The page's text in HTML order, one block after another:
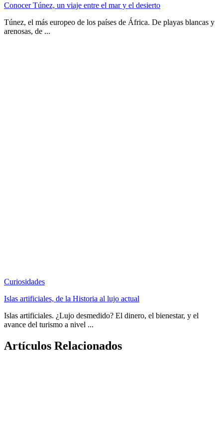
Conocer Túnez, un viaje entre el mar y el desierto
Túnez, el más europeo de los países de África. De playas blancas y
arenosas, de ...
Curiosidades
Islas artificiales, de la Historia al lujo actual
Islas artificiales. ¿Lujo desmedido? El dinero, el bienestar, y el
avance del turismo a nivel ...
Artículos Relacionados